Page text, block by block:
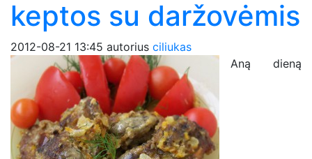
keptos su daržovėmis
2012-08-21 13:45 autorius ciliukas
Aną dieną